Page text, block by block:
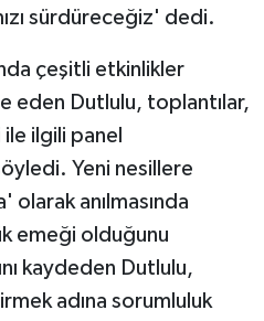
sürdüreceğiz' dedi.
çeşitli etkinlikler
eden Dutlulu, toplantılar,
ilgili panel
Yeni nesillere
olarak anılmasında
emeği olduğunu
kaydeden Dutlulu,
adına sorumluluk